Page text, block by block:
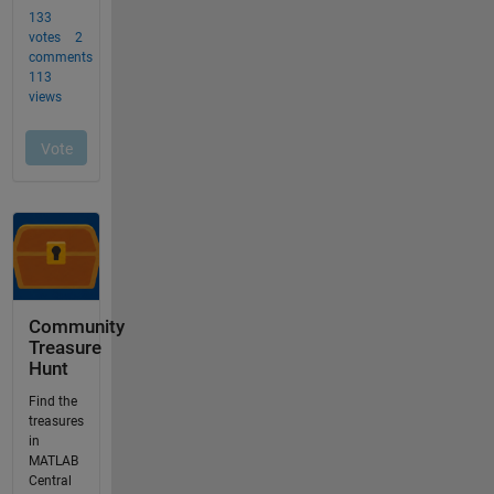
Community
Treasure
Hunt
Find the
treasures
in
MATLAB
Central